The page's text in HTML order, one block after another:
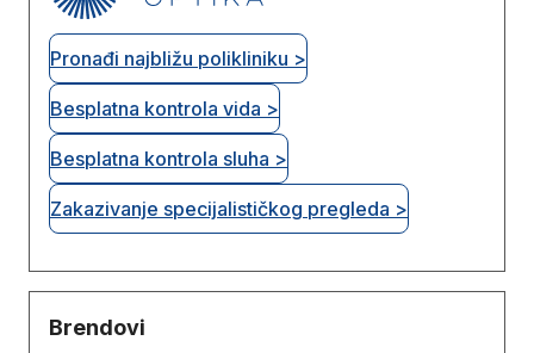
Pronađi najbližu polikliniku >
Besplatna kontrola vida >
Besplatna kontrola sluha >
Zakazivanje specijalističkog pregleda >
Brendovi